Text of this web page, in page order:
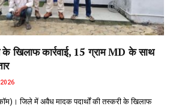
खिलाफ कार्रवाई, 15 ग्राम MD के साथ
2026
जिले में अवैध मादक पदार्थों की तस्करी के खिलाफ